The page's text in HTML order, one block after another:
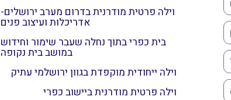
וילה פרטית מודרנית בדרום מערב ירושלים-
אדריכלות ועיצוב פנים
בית כפרי בתוך נחלה שעבר שימור וחידוש
במושב בית נקופה
וילה ייחודית מוקפדת בגוון ירושלמי עתיק
וילה פרטית מודרנית ביישוב כפרי